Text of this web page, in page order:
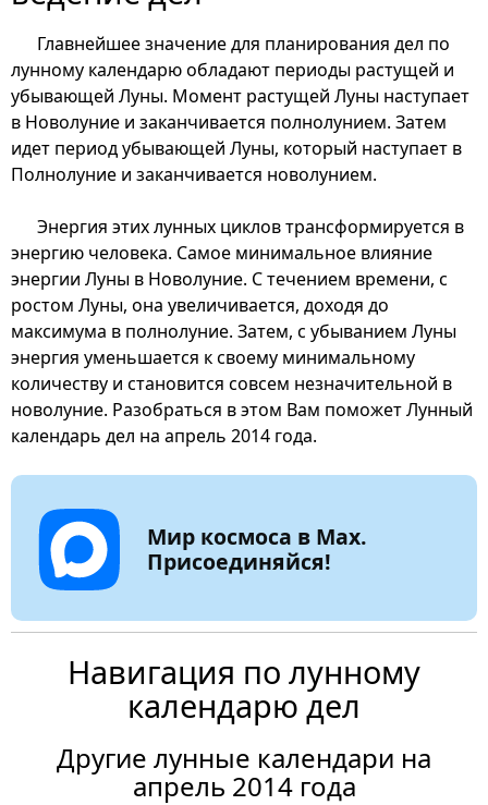
Главнейшее значение для планирования дел по
лунному календарю обладают периоды растущей и
убывающей Луны. Момент растущей Луны наступает
в Новолуние и заканчивается полнолунием. Затем
идет период убывающей Луны, который наступает в
Полнолуние и заканчивается новолунием.
Энергия этих лунных циклов трансформируется в
энергию человека. Самое минимальное влияние
энергии Луны в Новолуние. С течением времени, с
ростом Луны, она увеличивается, доходя до
максимума в полнолуние. Затем, с убыванием Луны
энергия уменьшается к своему минимальному
количеству и становится совсем незначительной в
новолуние. Разобраться в этом Вам поможет Лунный
календарь дел на апрель 2014 года.
Мир космоса в Max.
Присоединяйся!
Навигация по лунному
календарю дел
Другие лунные календари на
апрель 2014 года